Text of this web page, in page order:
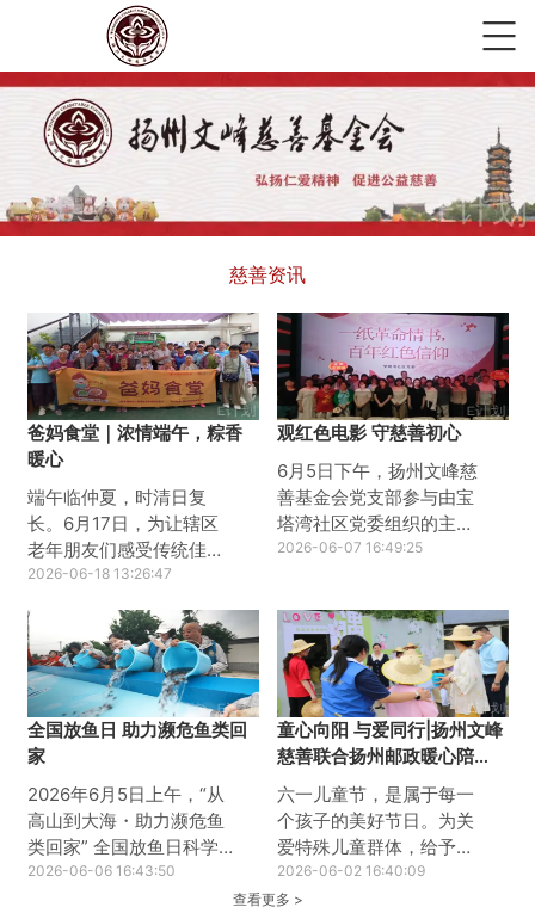
慈善资讯
爸妈食堂｜浓情端午，粽香
暖心
端午临仲夏，时清日复
长。6月17日，为让辖区
老年朋友们感受传统佳节
暖意，扬州文峰慈善基金
德基金会共同开展爸妈食
堂端午包粽子主题活动，
与老人们共迎安康佳节。
活动现场工作人员提前备
好粽叶、糯米、蜜枣、红
豆等新鲜食材，老人们与
志愿者们围坐一桌，分工
协作、有说有笑。捋粽
叶、填糯米、放馅料、捆
棉线，一双双布满岁月痕
2026-06-18 13:26:47
观红色电影 守慈善初心
6月5日下午，扬州文峰慈
善基金会党支部参与由宝
塔湾社区党委组织的主题
党日活动，集中观看红色
载体，讲述了跨越山海、
跨越岁月的家国深情与信
义善良，用小人物，真性
情、大情怀带来深刻的思
想触动与精神洗礼，为全
体党员上了一堂生动鲜
活、意蕴深厚的党性教育
课。此次红色观影活动，
淬炼了党员的党性修养，
夯实了初心使命。扬州文
峰慈善基金会党支部将汲
2026-06-07 16:49:25
全国放鱼日 助力濒危鱼类回
家
2026年6月5日上午，“从
高山到大海・助力濒危鱼
类回家” 全国放鱼日科学
增殖放流活动在扬州市广
2026-06-06 16:43:50
童心向阳 与爱同行|扬州文峰
慈善联合扬州邮政暖心陪
伴“星星孩子”
六一儿童节，是属于每一
个孩子的美好节日。为关
爱特殊儿童群体，给予自
闭症儿童更多陪伴、温暖
与社会关怀，今天，扬州
2026-06-02 16:40:09
查看更多 >